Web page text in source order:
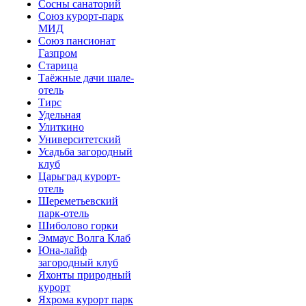
Сосны санаторий
Союз курорт-парк
МИД
Союз пансионат
Газпром
Старица
Таёжные дачи шале-
отель
Тирс
Удельная
Улиткино
Университетский
Усадьба загородный
клуб
Царьград курорт-
отель
Шереметьевский
парк-отель
Шиболово горки
Эммаус Волга Клаб
Юна-лайф
загородный клуб
Яхонты природный
курорт
Яхрома курорт парк